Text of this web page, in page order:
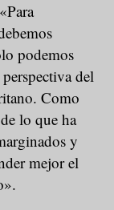
podemos
del
Como
lo que ha
y
mejor el